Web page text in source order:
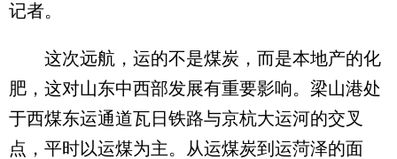
记者。
这次远航，运的不是煤炭，而是本地产的化
肥，这对山东中西部发展有重要影响。梁山港处
于西煤东运通道瓦日铁路与京杭大运河的交叉
点，平时以运煤为主。从运煤炭到运菏泽的面